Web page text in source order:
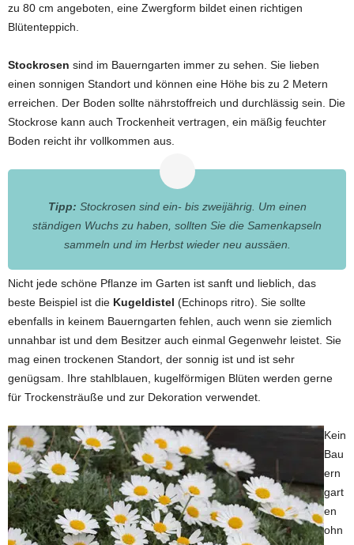
zu 80 cm angeboten, eine Zwergform bildet einen richtigen
Blütenteppich.
Stockrosen sind im Bauerngarten immer zu sehen. Sie lieben
einen sonnigen Standort und können eine Höhe bis zu 2 Metern
erreichen. Der Boden sollte nährstoffreich und durchlässig sein. Die
Stockrose kann auch Trockenheit vertragen, ein mäßig feuchter
Boden reicht ihr vollkommen aus.
Tipp: Stockrosen sind ein- bis zweijährig. Um einen
ständigen Wuchs zu haben, sollten Sie die Samenkapseln
sammeln und im Herbst wieder neu aussäen.
Nicht jede schöne Pflanze im Garten ist sanft und lieblich, das
beste Beispiel ist die Kugeldistel (Echinops ritro). Sie sollte
ebenfalls in keinem Bauerngarten fehlen, auch wenn sie ziemlich
unnahbar ist und dem Besitzer auch einmal Gegenwehr leistet. Sie
mag einen trockenen Standort, der sonnig ist und ist sehr
genügsam. Ihre stahlblauen, kugelförmigen Blüten werden gerne
für Trockensträuße und zur Dekoration verwendet.
Kein
Bau
ern
gart
en
ohn